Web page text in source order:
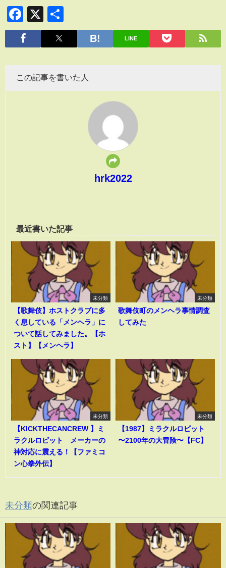
Facebook
X
有
LINE
この記事を書いた人
hrk2022
最近書いた記事
未分類
【歌舞伎】ホストクラブに多
く息している「メンヘラ」に
ついて話してみました。【ホ
スト】【メンヘラ】
未分類
歌舞伎町のメンヘラ事情調査
してみた
未分類
【KICKTHECANCREW 】ミ
ラクルロピット メーカーの
神対応に震える！【ファミコ
ン心拳外伝】
未分類
【1987】ミラクルロピット
〜2100年の大冒険〜【FC】
未分類の関連記事